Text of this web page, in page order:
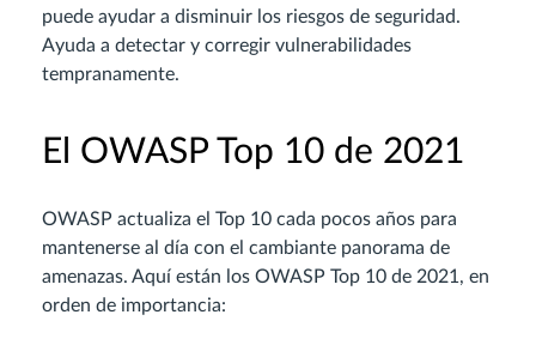
puede ayudar a disminuir los riesgos de seguridad.
Ayuda a detectar y corregir vulnerabilidades
tempranamente.
El OWASP Top 10 de 2021
OWASP actualiza el Top 10 cada pocos años para
mantenerse al día con el cambiante panorama de
amenazas. Aquí están los OWASP Top 10 de 2021, en
orden de importancia: